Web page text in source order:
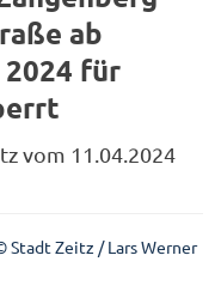
ab
für
vom 11.04.2024
Stadt Zeitz / Lars Werner